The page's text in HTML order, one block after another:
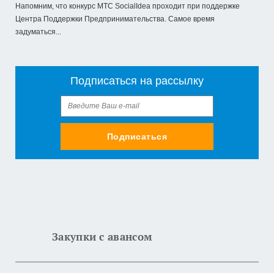
Напомним, что конкурс МТС SocialIdea проходит при поддержке
Центра Поддержки Предпринимательства. Самое время
задуматься...
Подписаться на рассылку
Подписаться
Закупки с авансом